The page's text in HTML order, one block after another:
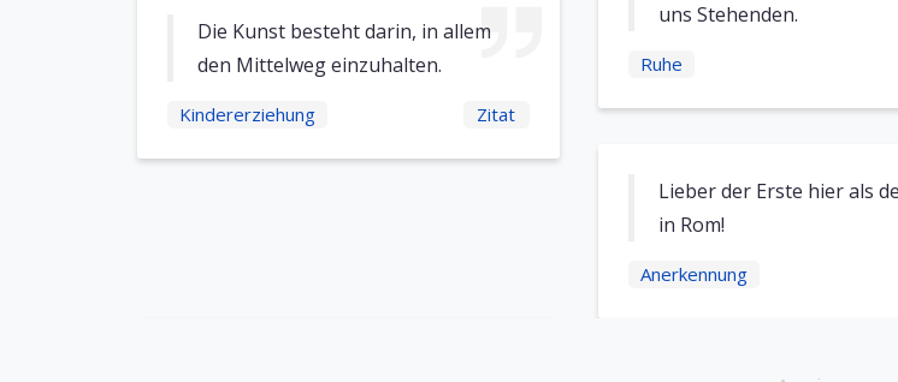
Die Kunst besteht darin, in allem
den Mittelweg einzuhalten.
Kindererziehung Zitat
uns Stehenden.
Ruhe
Lieber der Erste hier als
in Rom!
Anerkennung